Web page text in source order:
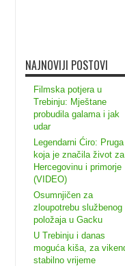
NAJNOVIJI POSTOVI
Filmska potjera u
Trebinju: Mještane
probudila galama i jak
udar
Legendarni Ćiro: Pruga
koja je značila život za
Hercegovinu i primorje
(VIDEO)
Osumnjičen za
zloupotrebu službenog
položaja u Gacku
U Trebinju i danas
moguća kiša, za
stabilno vrijeme